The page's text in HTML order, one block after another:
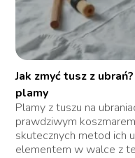
Jak zmyć tusz z
plamy
Plamy z tuszu na
prawdziwym
skutecznych metod ich
elementem w walce z